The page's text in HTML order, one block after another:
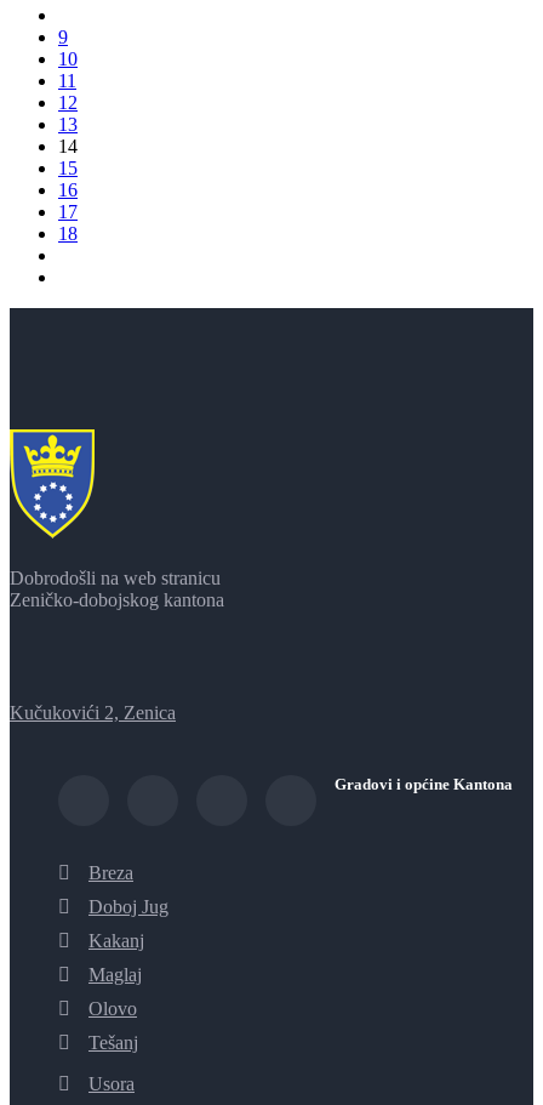
9
10
11
12
13
14
15
16
17
18
Dobrodošli na web stranicu
Zeničko-dobojskog kantona
Kučukovići 2, Zenica
Gradovi i općine Kantona
Breza
Doboj Jug
Kakanj
Maglaj
Olovo
Tešanj
Usora